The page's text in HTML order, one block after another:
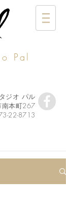
Pal
ジオ パル
南本町267
22-8713